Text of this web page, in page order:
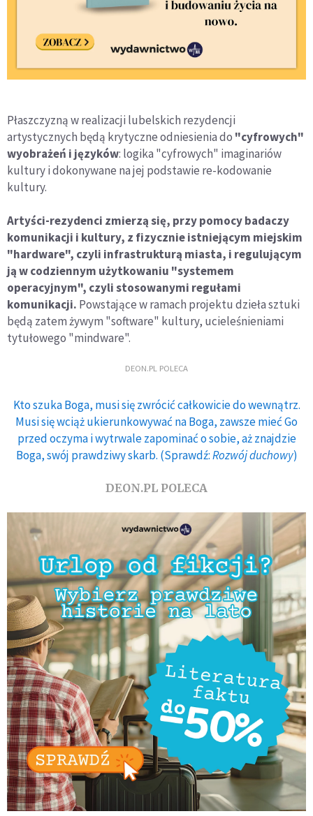
Płaszczyzną w realizacji lubelskich rezydencji
artystycznych będą krytyczne odniesienia do "cyfrowych"
wyobrażeń i języków: logika "cyfrowych" imaginariów
kultury i dokonywane na jej podstawie re-kodowanie
kultury.
Artyści-rezydenci zmierzą się, przy pomocy badaczy
komunikacji i kultury, z fizycznie istniejącym miejskim
"hardware", czyli infrastrukturą miasta, i regulującym
ją w codziennym użytkowaniu "systemem
operacyjnym", czyli stosowanymi regułami
komunikacji. Powstające w ramach projektu dzieła sztuki
będą zatem żywym "software" kultury, ucieleśnieniami
tytułowego "mindware".
DEON.PL POLECA
Kto szuka Boga, musi się zwrócić całkowicie do wewnątrz.
Musi się wciąż ukierunkowywać na Boga, zawsze mieć Go
przed oczyma i wytrwale zapominać o sobie, aż znajdzie
Boga, swój prawdziwy skarb. (Sprawdź:Rozwój duchowy)
DEON.PL POLECA